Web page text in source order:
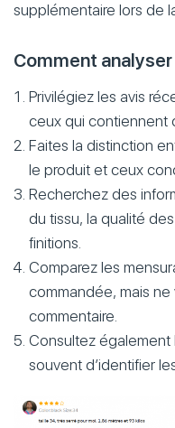
supplémentaire lors de
Comment
Privilégiez les avis
ceux qui contiennent
Faites la distinction
le produit et ceux
Recherchez des
du tissu, la qualité
finitions.
Comparez les
commandée, mais
commentaire.
Consultez également
souvent d’identifier